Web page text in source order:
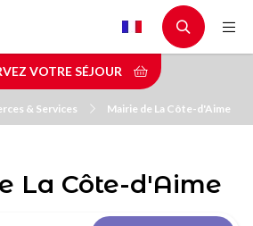
VOTRE SÉJOUR
& Services Mairie de La Côte-d'Aime
La Côte-d'Aime